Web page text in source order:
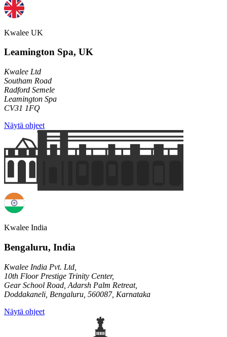
Kwalee UK
Leamington Spa, UK
Kwalee Ltd
Southam Road
Radford Semele
Leamington Spa
CV31 1FQ
Näytä ohjeet
Kwalee India
Bengaluru, India
Kwalee India Pvt. Ltd,
10th Floor Prestige Trinity Center,
Gear School Road, Adarsh Palm Retreat,
Doddakaneli, Bengaluru, 560087, Karnataka
Näytä ohjeet